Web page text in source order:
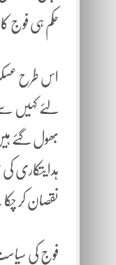
حکم ہی فوج
اس طرح
لئے کہیں
بھول گئے
ہدایتکاری
نقصان کر
فوج کی